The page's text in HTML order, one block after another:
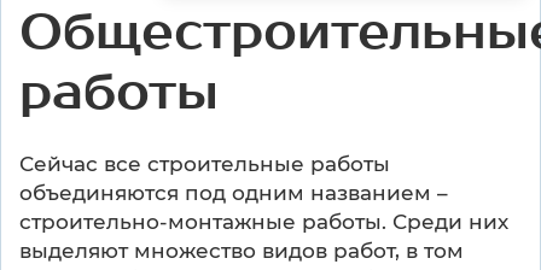
работы
Сейчас все строительные работы
объединяются под одним названием –
строительно-монтажные работы. Среди них
выделяют множество видов работ, в том